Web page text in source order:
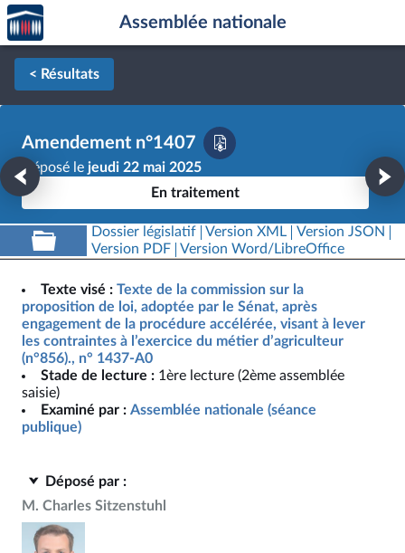
Aller au contenu
Aller en bas de la page
Accèder
à la
page
d'accueil
Assemblée nationale
< Résultats
Amendement n°1407
Déposé le jeudi 22 mai 2025
En traitement
Dossier législatif Version XML
Version JSON
Version PDF
Version Word/LibreOffice
Texte visé : Texte de la commission sur la
proposition de loi, adoptée par le Sénat, après
engagement de la procédure accélérée, visant à lever
les contraintes à l’exercice du métier d’agriculteur
(n°856)., n° 1437-A0
Stade de lecture : 1ère lecture (2ème assemblée
saisie)
Examiné par : Assemblée nationale (séance
publique)
Déposé par :
M. Charles Sitzenstuhl